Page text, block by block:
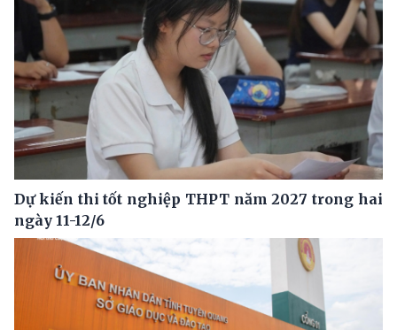
Dự kiến thi tốt nghiệp THPT năm 2027 trong hai
ngày 11-12/6